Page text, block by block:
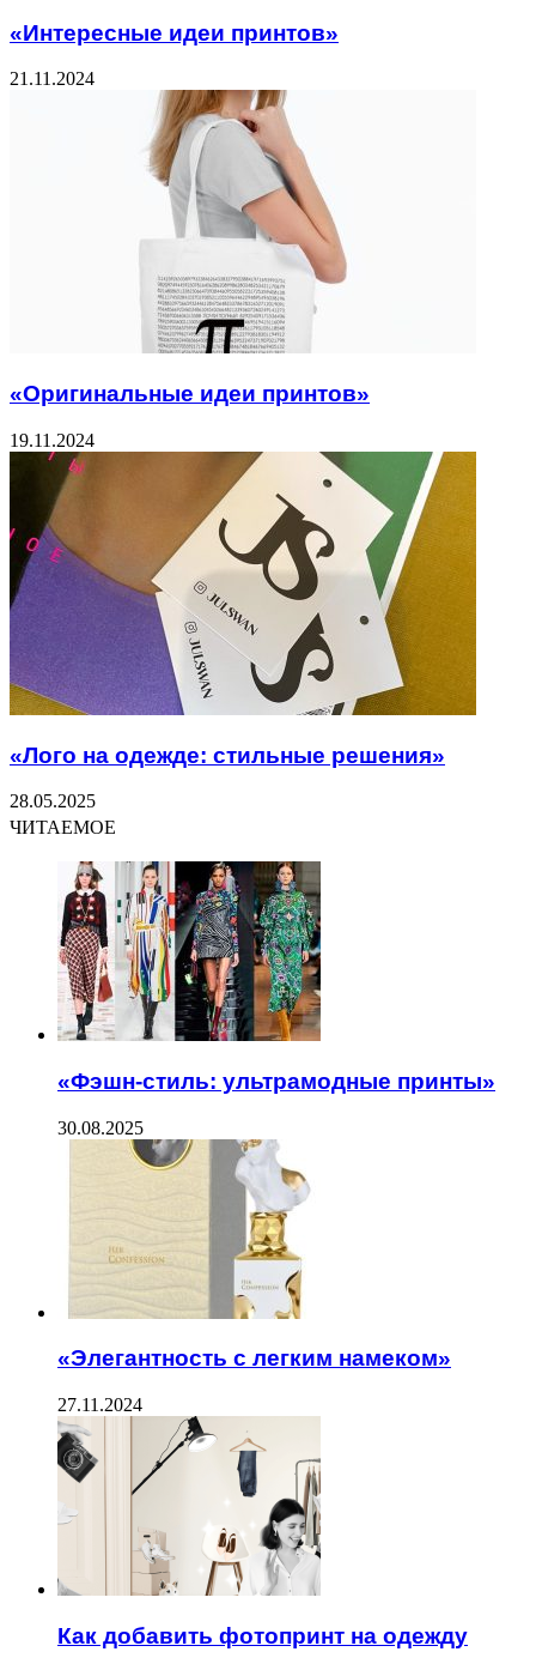
«Интересные идеи принтов»
21.11.2024
«Оригинальные идеи принтов»
19.11.2024
«Лого на одежде: стильные решения»
28.05.2025
ЧИТАЕМОЕ
«Фэшн-стиль: ультрамодные принты»
30.08.2025
«Элегантность с легким намеком»
27.11.2024
Как добавить фотопринт на одежду